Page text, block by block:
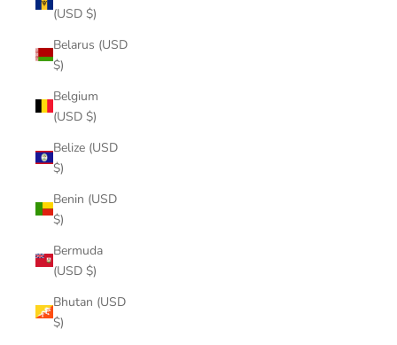
(USD $)
Belarus (USD
$)
Belgium
(USD $)
Belize (USD
$)
Benin (USD
$)
Bermuda
(USD $)
Bhutan (USD
$)